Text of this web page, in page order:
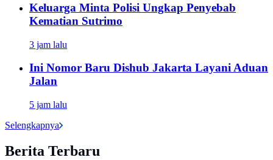
Keluarga Minta Polisi Ungkap Penyebab
Kematian Sutrimo
3 jam lalu
Ini Nomor Baru Dishub Jakarta Layani Aduan
Jalan
5 jam lalu
Selengkapnya
Berita Terbaru